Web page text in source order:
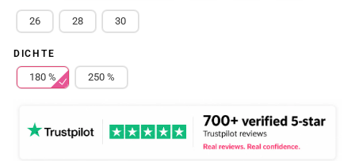
26 28 30
DICHTE
180 % 250 %